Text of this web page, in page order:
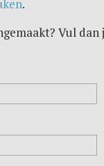
.
Vul